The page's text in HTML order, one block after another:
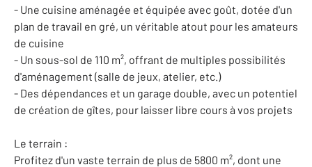
- Une cuisine aménagée et équipée avec goût, dotée d'un
plan de travail en gré, un véritable atout pour les amateurs
de cuisine
- Un sous-sol de 110 m², offrant de multiples possibilités
d'aménagement (salle de jeux, atelier, etc.)
- Des dépendances et un garage double, avec un potentiel
de création de gîtes, pour laisser libre cours à vos projets
Le terrain :
Profitez d'un vaste terrain de plus de 5800 m², dont une